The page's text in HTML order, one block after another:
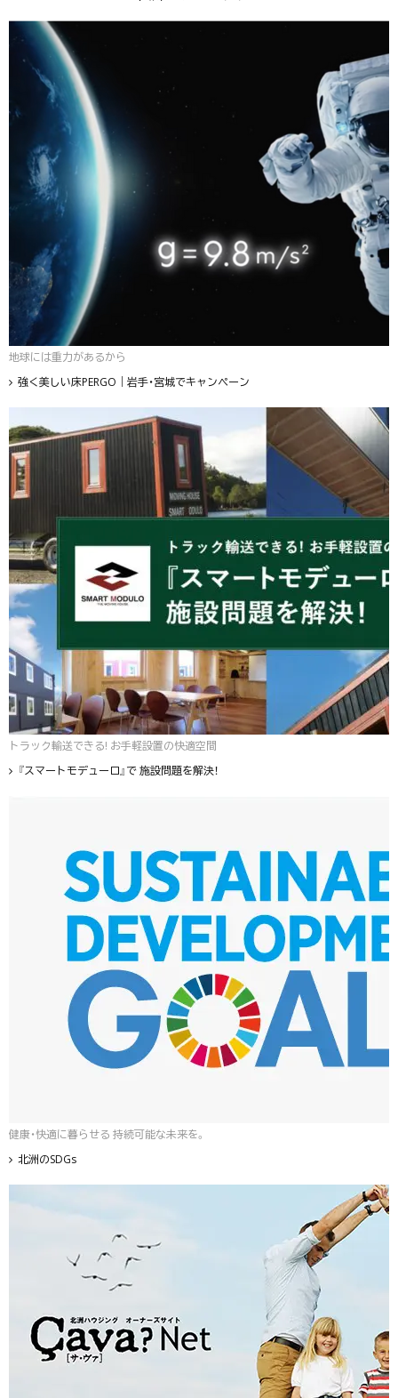
地球には重力があるから
強く美しい床PERGO｜岩手・宮城でキャンペーン
トラック輸送できる! お手軽設置の快適空間
『スマートモデューロ』で 施設問題を解決！
健康・快適に暮らせる 持続可能な未来を。
北洲のSDGs